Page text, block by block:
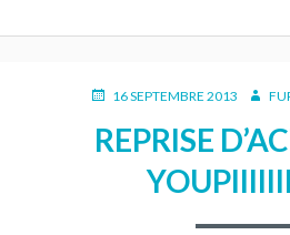
PUBLIÉ16 SEPTEMBRE 2013
REPRISE